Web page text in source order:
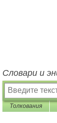
Словари и
Толкования